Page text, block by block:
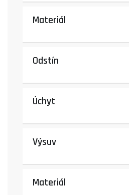
Materiál
Odstín
Úchyt
Výsuv
Materiál